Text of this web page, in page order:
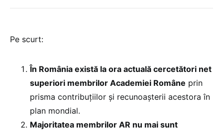
Pe scurt:
În România există la ora actuală cercetători net
superiori membrilor Academiei Române prin
prisma contribuțiilor și recunoașterii acestora în
plan mondial.
Majoritatea membrilor AR nu mai sunt